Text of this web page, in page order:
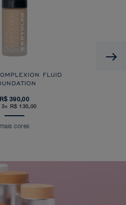
Previous
FLUID
R$ 390,00
R$ 130,00
mais cores